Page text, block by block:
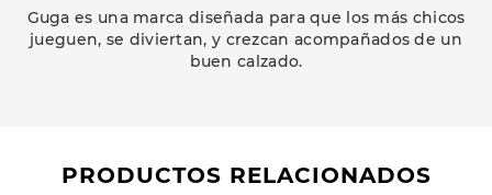
Guga es una marca diseñada para que los más chicos
jueguen, se diviertan, y crezcan acompañados de un
buen calzado.
PRODUCTOS RELACIONADOS